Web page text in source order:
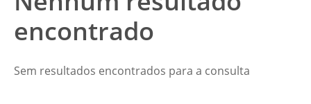
encontrado
Sem resultados encontrados para a consulta